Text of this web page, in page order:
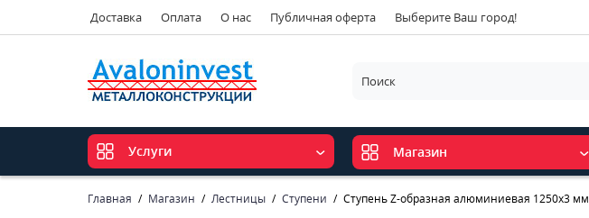
Доставка Оплата О нас Публичная оферта Выберите Ваш город!
Услуги Магазин
Главная Магазин Лестницы Ступени Ступень Z-образная алюминиевая 1250x3 мм